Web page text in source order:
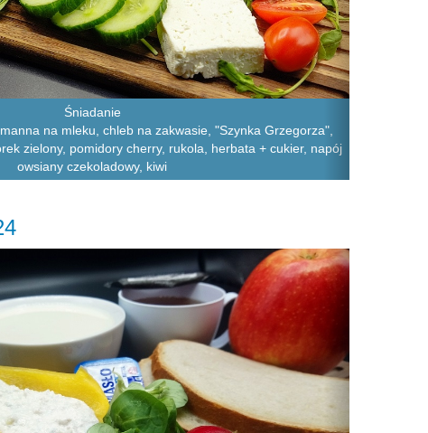
Śniadanie
na mleku, chleb na zakwasie, "Szynka Grzegorza",
zielony, pomidory cherry, rukola, herbata + cukier, napój
owsiany czekoladowy, kiwi
Next